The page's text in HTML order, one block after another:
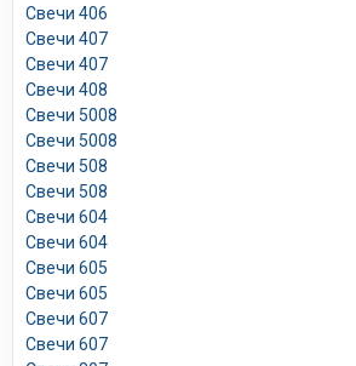
Свечи 406
Свечи 407
Свечи 407
Свечи 408
Свечи 5008
Свечи 5008
Свечи 508
Свечи 508
Свечи 604
Свечи 604
Свечи 605
Свечи 605
Свечи 607
Свечи 607